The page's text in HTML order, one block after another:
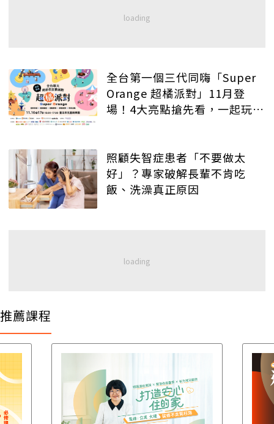
全台第一個三代同嗨「Super
Orange 超橘派對」11月登
場！4大亮點搶先看，一起玩翻
照顧失智症患者「不要做太
好」？專家破解長輩不肯吃
飯、洗澡真正原因
推薦課程